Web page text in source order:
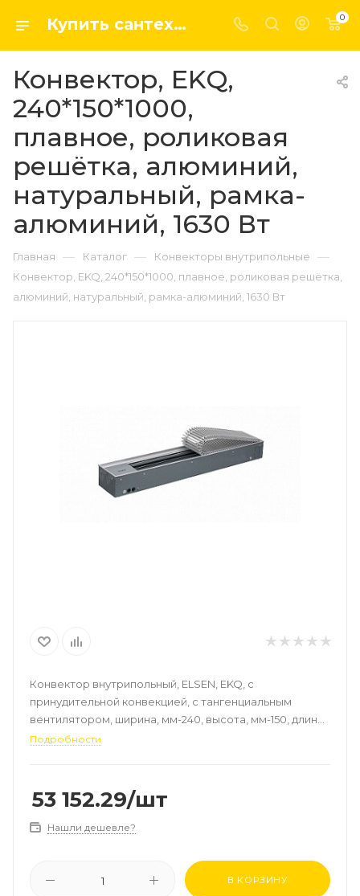
Купить сантехнику, системы отопление и водоснабжения оптом и в розницу в интернет-магазине elsen-opt.ru 0
Конвектор, EKQ,
240*150*1000,
плавное, роликовая
решётка, алюминий,
натуральный, рамка-
алюминий, 1630 Вт
Главная — Каталог — Конвекторы внутрипольные —
Конвектор, EKQ, 240*150*1000, плавное, роликовая решётка,
алюминий, натуральный, рамка-алюминий, 1630 Вт
Конвектор внутрипольный, ELSEN, EKQ, с
принудительной конвекцией, с тангенциальным
вентилятором, ширина, мм-240, высота, мм-150, длина,
мм-1000, регулирование-плавное, роликовая
вентилятора, %-60/80/100, мощность, Вт
(90/70/20°C)-1204/1630/2099
Подробности
53 152.29/шт
Нашли дешевле?
В КОРЗИНУ